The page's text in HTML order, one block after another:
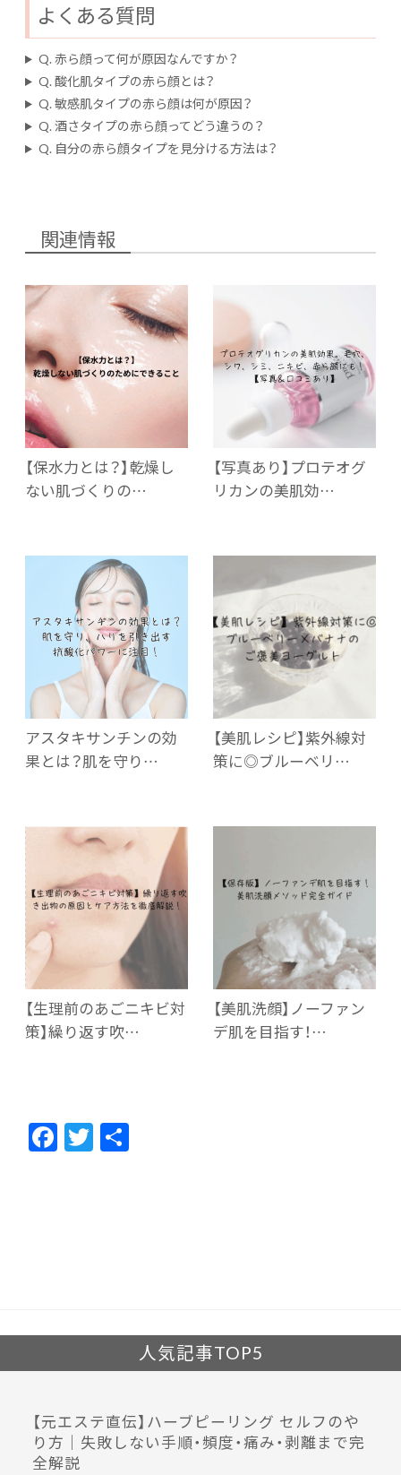
よくある質問
Q. 赤ら顔って何が原因なんですか？
Q. 酸化肌タイプの赤ら顔とは？
Q. 敏感肌タイプの赤ら顔は何が原因？
Q. 酒さタイプの赤ら顔ってどう違うの？
Q. 自分の赤ら顔タイプを見分ける方法は？
関連情報
【保水力とは？】乾燥し
ない肌づくりの…
【写真あり】プロテオグ
リカンの美肌効…
アスタキサンチンの効
果とは？肌を守り…
【美肌レシピ】紫外線対
策に◎ブルーベリ…
【生理前のあごニキビ対
策】繰り返す吹…
【美肌洗顔】ノーファン
デ肌を目指す！…
F
ac
T
w
人気記事TOP5
【元エステ直伝】ハーブピーリング セルフのや
り方｜失敗しない手順・頻度・痛み・剥離まで完
全解説